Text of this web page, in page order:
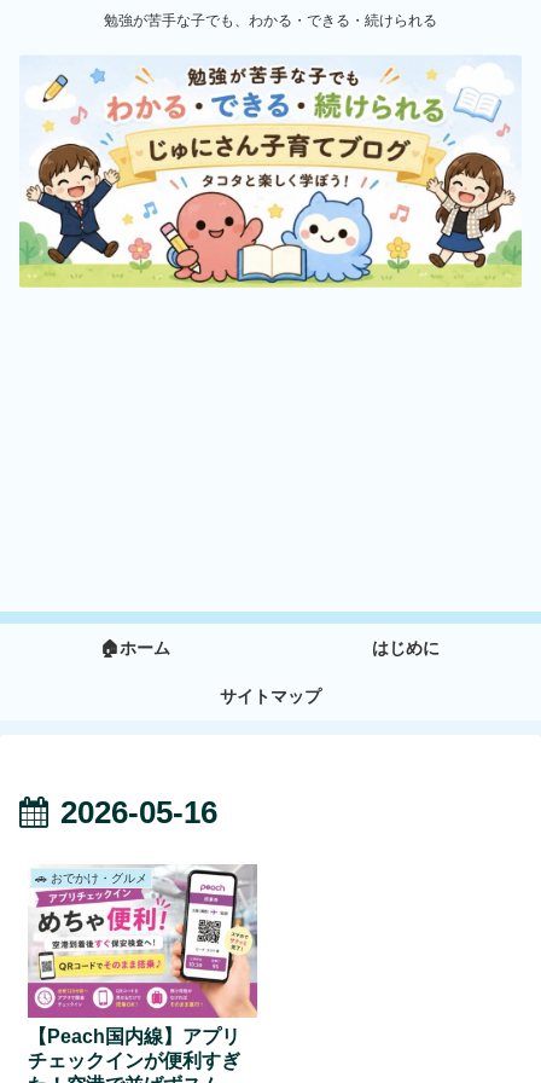
勉強が苦手な子でも、わかる・できる・続けられる
🏠ホーム はじめに
サイトマップ
2026-05-16
🚗 おでかけ・グルメ
【Peach国内線】アプリ
チェックインが便利すぎ